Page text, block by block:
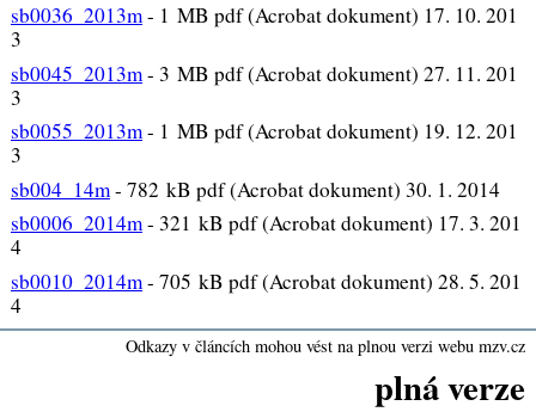
sb0036_2013m- 1 MB pdf (Acrobat dokument) 17. 10. 201
3
sb0045_2013m- 3 MB pdf (Acrobat dokument) 27. 11. 201
3
sb0055_2013m- 1 MB pdf (Acrobat dokument) 19. 12. 201
3
sb004_14m- 782 kB pdf (Acrobat dokument) 30. 1. 2014
sb0006_2014m- 321 kB pdf (Acrobat dokument) 17. 3. 201
4
sb0010_2014m- 705 kB pdf (Acrobat dokument) 28. 5. 201
4
Odkazy v článcích mohou vést na plnou verzi webu mzv.cz
plná verze